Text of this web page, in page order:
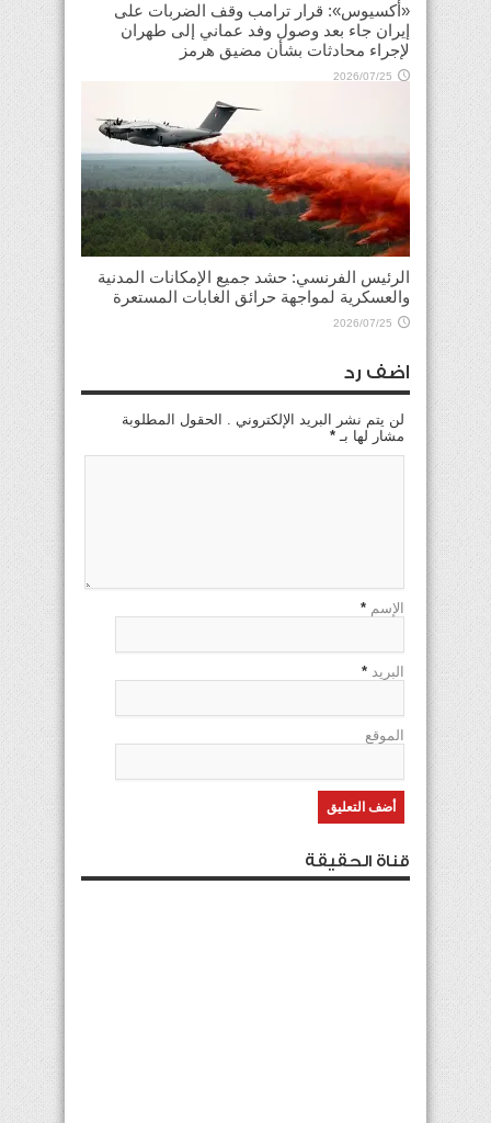
«أكسيوس»: قرار ترامب وقف الضربات على
إيران جاء بعد وصول وفد عماني إلى طهران
لإجراء محادثات بشأن مضيق هرمز
2026/07/25
الرئيس الفرنسي: حشد جميع الإمكانات المدنية
والعسكرية لمواجهة حرائق الغابات المستعرة
2026/07/25
اضف رد
لن يتم نشر البريد الإلكتروني . الحقول المطلوبة
مشار لها بـ *
الإسم *
البريد *
الموقع
قناة الحقيقة